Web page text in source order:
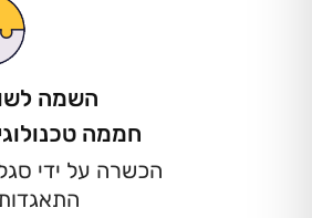
השמה
חממה
הכשרה על ידי